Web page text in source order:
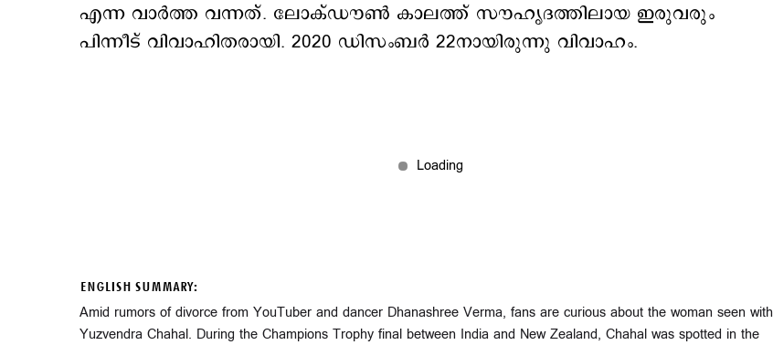
എന്ന വാര്‍ത്ത വന്നത്. ലോക്ഡൗണ്‍ കാലത്ത് സൗഹൃദത്തിലായ ഇരുവരും
പിന്നീട് വിവാഹിതരായി. 2020 ഡിസംബര്‍ 22നായിരുന്നു വിവാഹം.
ENGLISH SUMMARY:
Amid rumors of divorce from YouTuber and dancer Dhanashree Verma, fans are curious about the woman seen with
Yuzvendra Chahal. During the Champions Trophy final between India and New Zealand, Chahal was spotted in the